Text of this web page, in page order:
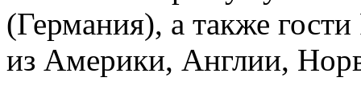
(Германия), а также
из Америки, Англии,